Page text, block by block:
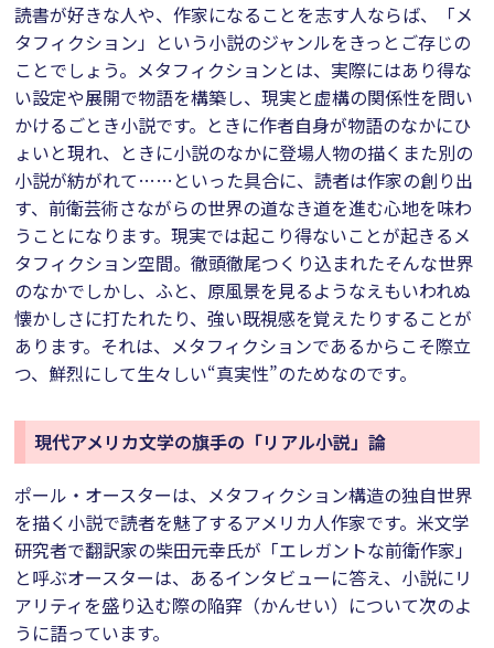
読書が好きな人や、作家になることを志す人ならば、「メ
タフィクション」という小説のジャンルをきっとご存じの
ことでしょう。メタフィクションとは、実際にはあり得な
い設定や展開で物語を構築し、現実と虚構の関係性を問い
かけるごとき小説です。ときに作者自身が物語のなかにひ
ょいと現れ、ときに小説のなかに登場人物の描くまた別の
小説が紡がれて……といった具合に、読者は作家の創り出
す、前衛芸術さながらの世界の道なき道を進む心地を味わ
うことになります。現実では起こり得ないことが起きるメ
タフィクション空間。徹頭徹尾つくり込まれたそんな世界
のなかでしかし、ふと、原風景を見るようなえもいわれぬ
懐かしさに打たれたり、強い既視感を覚えたりすることが
あります。それは、メタフィクションであるからこそ際立
つ、鮮烈にして生々しい“真実性”のためなのです。
現代アメリカ文学の旗手の「リアル小説」論
ポール・オースターは、メタフィクション構造の独自世界
を描く小説で読者を魅了するアメリカ人作家です。米文学
研究者で翻訳家の柴田元幸氏が「エレガントな前衛作家」
と呼ぶオースターは、あるインタビューに答え、小説にリ
アリティを盛り込む際の陥穽（かんせい）について次のよ
うに語っています。